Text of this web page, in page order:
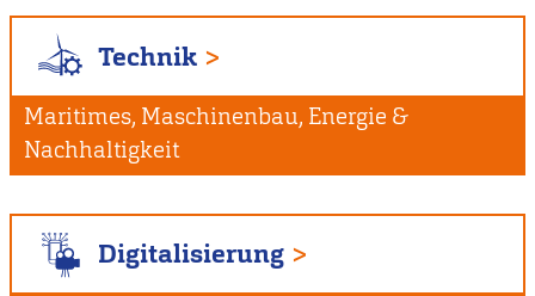
Technik
Maritimes, Maschinenbau, Energie &
Nachhaltigkeit
Digitalisierung